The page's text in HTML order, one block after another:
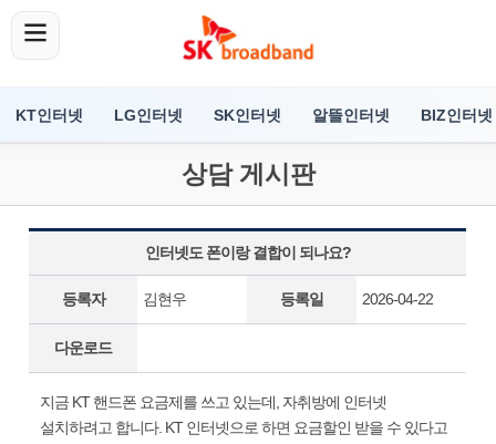
KT인터넷 LG인터넷 SK인터넷 알뜰인터넷 BIZ인터넷
상담 게시판
인터넷도 폰이랑 결합이 되나요?
등록자 김현우 등록일 2026-04-22
다운로드
지금 KT 핸드폰 요금제를 쓰고 있는데, 자취방에 인터넷
설치하려고 합니다. KT 인터넷으로 하면 요금할인 받을 수 있다고